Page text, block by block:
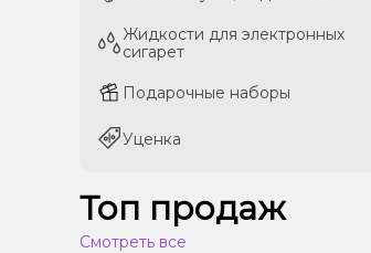
Жидкости для электронных
сигарет
Подарочные наборы
Уценка
Жидкости для электронных
сигарет
Подарочные наборы
Уценка
Топ продаж
Смотреть все